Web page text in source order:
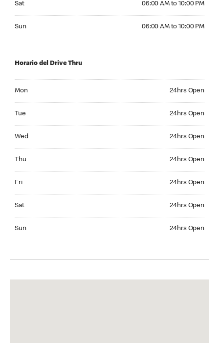
Sat 06:00 AM to 10:00 PM
Sun 06:00 AM to 10:00 PM
Horario del Drive Thru
Mon 24hrs Open
Tue 24hrs Open
Wed 24hrs Open
Thu 24hrs Open
Fri 24hrs Open
Sat 24hrs Open
Sun 24hrs Open